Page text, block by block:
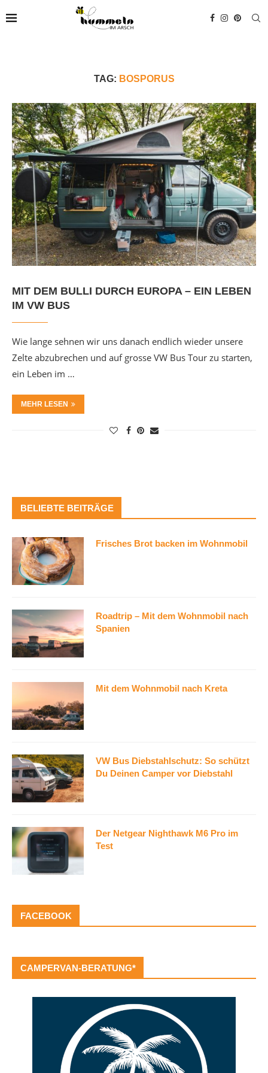
TAG: BOSPORUS
MIT DEM BULLI DURCH EUROPA – EIN LEBEN
IM VW BUS
Wie lange sehnen wir uns danach endlich wieder unsere
Zelte abzubrechen und auf grosse VW Bus Tour zu starten,
ein Leben im …
MEHR LESEN
BELIEBTE BEITRÄGE
Frisches Brot backen im Wohnmobil
Roadtrip – Mit dem Wohnmobil nach
Spanien
Mit dem Wohnmobil nach Kreta
VW Bus Diebstahlschutz: So schützt
Du Deinen Camper vor Diebstahl
Der Netgear Nighthawk M6 Pro im
Test
FACEBOOK
CAMPERVAN-BERATUNG*